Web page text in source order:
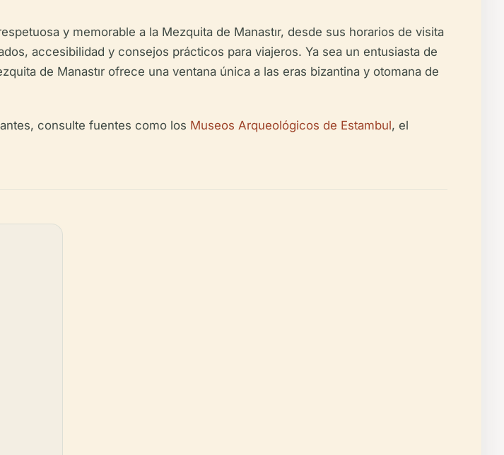
y memorable a la Mezquita de Manastır, desde sus horarios de visita
accesibilidad y consejos prácticos para viajeros. Ya sea un entusiasta de
de Manastır ofrece una ventana única a las eras bizantina y otomana de
consulte fuentes como los Museos Arqueológicos de Estambul, el